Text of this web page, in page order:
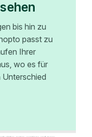
bis hin zu
passt zu
Ihrer
wo es für